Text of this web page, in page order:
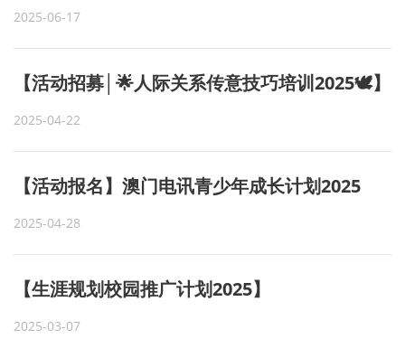
2025-06-17
【活动招募│🌟人际关系传意技巧培训2025🕊】
2025-04-22
【活动报名】澳门电讯青少年成长计划2025
2025-04-28
【生涯规划校园推广计划2025】
2025-03-07